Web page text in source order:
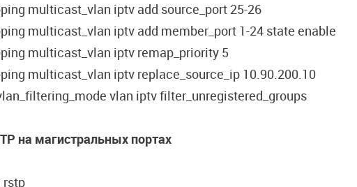
multicast_vlan iptv add source_port 25-26
multicast_vlan iptv add member_port 1-24 state enable
multicast_vlan iptv remap_priority 5
multicast_vlan iptv replace_source_ip 10.90.200.10
vlan iptv filter_unregistered_groups
на магистральных портах
rstp